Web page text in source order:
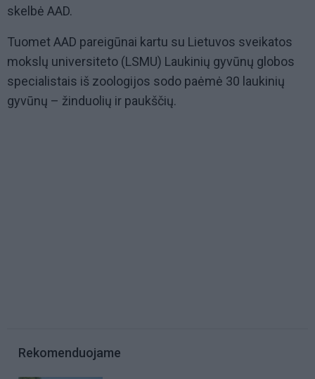
skelbė AAD.
Tuomet AAD pareigūnai kartu su Lietuvos sveikatos
mokslų universiteto (LSMU) Laukinių gyvūnų globos
specialistais iš zoologijos sodo paėmė 30 laukinių
gyvūnų – žinduolių ir paukščių.
Rekomenduojame